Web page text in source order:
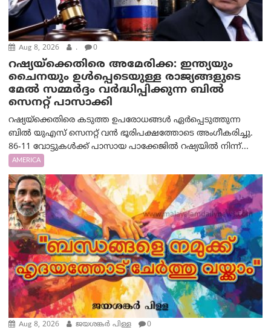
Aug 8, 2026 . 0
റഷ്യയ്‌ക്കെതിരെ അമേരിക്ക: ഇന്ത്യയും
ചൈനയും ഉൾപ്പെടെയുള്ള രാജ്യങ്ങളുടെ
മേൽ സമ്മർദ്ദം വർദ്ധിപ്പിക്കുന്ന ബിൽ
സെനറ്റ് പാസാക്കി
റഷ്യയ്‌ക്കെതിരെ കടുത്ത ഉപരോധങ്ങൾ ഏർപ്പെടുത്തുന്ന
ബിൽ യുഎസ് സെനറ്റ് വൻ ഭൂരിപക്ഷത്തോടെ അംഗീകരിച്ചു.
86-11 വോട്ടുകൾക്ക് പാസായ പാക്കേജിൽ റഷ്യയിൽ നിന്ന്...
AMERICA
Aug 8, 2026 ജയശങ്കര്‍ പിള്ള 0